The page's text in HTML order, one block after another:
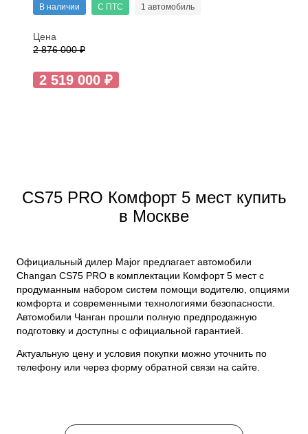
В наличии С ПТС 1 автомобиль
Цена
2 876 000 ₽
2 519 000 ₽
CS75 PRO Комфорт 5 мест купить
в Москве
Официальный дилер Major предлагает автомобили
Changan CS75 PRO в комплектации Комфорт 5 мест с
продуманным набором систем помощи водителю, опциями
комфорта и современными технологиями безопасности.
Автомобили Чанган прошли полную предпродажную
подготовку и доступны с официальной гарантией.
Актуальную цену и условия покупки можно уточнить по
телефону или через форму обратной связи на сайте.